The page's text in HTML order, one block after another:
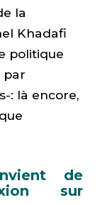
la
Khadafi
politique
par
: là encore,
de
sur